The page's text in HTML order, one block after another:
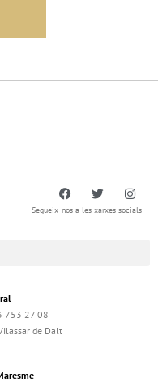
Segueix-nos a les xarxes socials
753 27 08
de Dalt